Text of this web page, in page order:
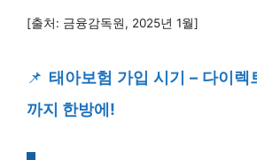
[출처: 금융감독원, 2025년 1월]
📌 태아보험 가입 시기 – 다이렉
까지 한방에!